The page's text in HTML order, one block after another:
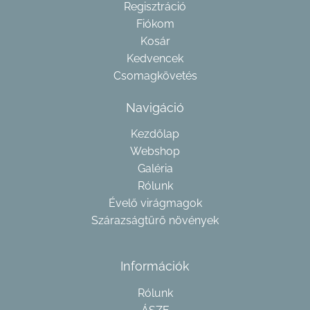
Regisztráció
Fiókom
Kosár
Kedvencek
Csomagkövetés
Navigáció
Kezdőlap
Webshop
Galéria
Rólunk
Évelő virágmagok
Szárazságtűrő növények
Információk
Rólunk